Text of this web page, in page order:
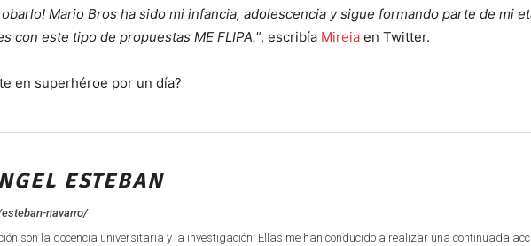
Mario Bros ha sido mi infancia, adolescencia y sigue formando parte de mi
con este tipo de propuestas ME FLIPA.”, escribía Mireia en Twitter.
en superhéroe por un día?
ESTEBAN
navarro/
son la docencia universitaria y la investigación. Ellas me han conducido a realizar una continuada